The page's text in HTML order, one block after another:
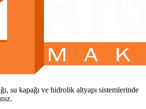
su kapağı ve hidrolik altyapı sistemlerinde